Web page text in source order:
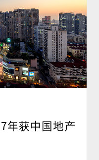
年获中国地产